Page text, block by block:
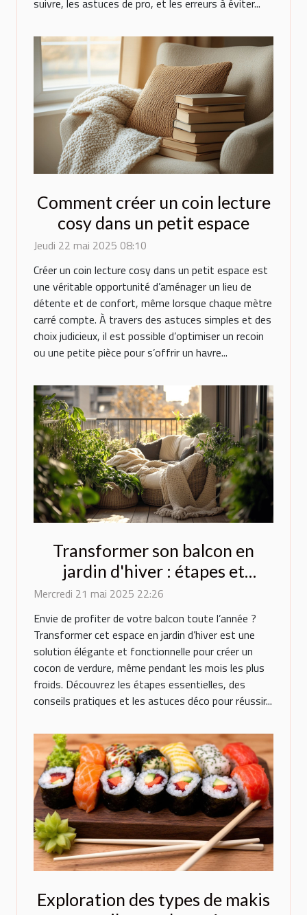
suivre, les astuces de pro, et les erreurs à éviter...
Comment créer un coin lecture
cosy dans un petit espace
Jeudi 22 mai 2025 08:10
Créer un coin lecture cosy dans un petit espace est
une véritable opportunité d’aménager un lieu de
détente et de confort, même lorsque chaque mètre
carré compte. À travers des astuces simples et des
choix judicieux, il est possible d’optimiser un recoin
ou une petite pièce pour s’offrir un havre...
Transformer son balcon en
jardin d'hiver : étapes et
conseils
Mercredi 21 mai 2025 22:26
Envie de profiter de votre balcon toute l’année ?
Transformer cet espace en jardin d’hiver est une
solution élégante et fonctionnelle pour créer un
cocon de verdure, même pendant les mois les plus
froids. Découvrez les étapes essentielles, des
conseils pratiques et les astuces déco pour réussir...
Exploration des types de makis